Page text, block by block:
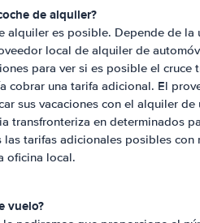
de alquiler?
alquiler es posible. Depende de la
local de alquiler de
para ver si es posible el cruce
cobrar una tarifa adicional. El
sus vacaciones con el alquiler de
transfronteriza en determinados
tarifas adicionales posibles con
oficina local.
vuelo?